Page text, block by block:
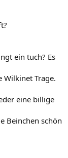
ein tuch? Es
Wilkinet Trage.
eine billige
Beinchen schön